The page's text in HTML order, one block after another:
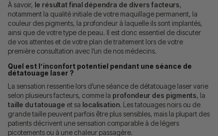
À savoir, le résultat final dépendra de divers facteurs,
notamment la qualité initiale de votre maquillage permanent, la
couleur des pigments, la profondeur à laquelle ils sont implantés,
ainsi que de votre type de peau. Il est donc essentiel de discuter
de vos attentes et de votre plan de traitement lors de votre
première consultation avec l’un de nos médecins.
Quel est l’inconfort potentiel pendant une séance de
détatouage laser ?
La sensation ressentie lors d’une séance de détatouage laser varie
selon plusieurs facteurs, comme la profondeur des pigments, la
taille du tatouage et sa localisation. Les tatouages noirs ou de
grande taille peuvent parfois être plus sensibles, mais la plupart des
patients décrivent une sensation comparable à de légers
picotements ou à une chaleur passagère.